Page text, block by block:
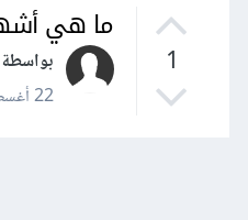
1
ما هي
بواسطة AbuZakariya
22 أغسطس 2015